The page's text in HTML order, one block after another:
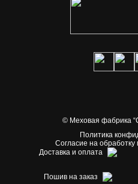
© Меховая фабрика
Политика
Согласие на
Доставка и оплата
Пошив на заказ